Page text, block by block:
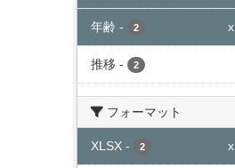
年齢 - 2 x
推移 - 2
フォーマット
XLSX - 2 x